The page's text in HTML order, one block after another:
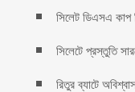
সিলেট ডিএসএ কাপ
সিলেটে প্রস্তুতি
রিতুর ব্যাটে